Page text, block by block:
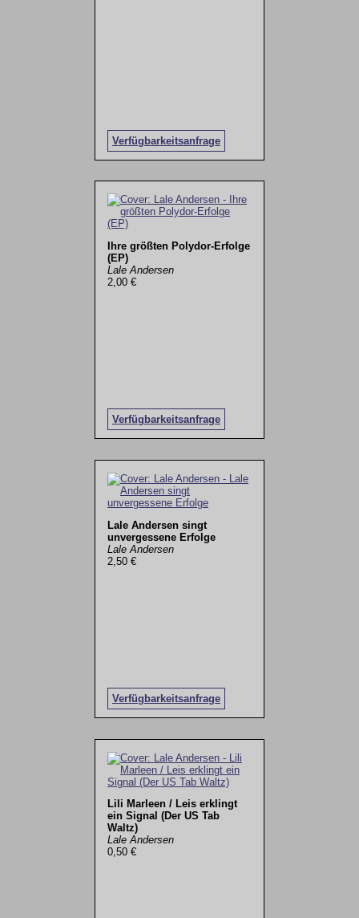
Verfügbarkeitsanfrage
Ihre größten Polydor-Erfolge
(EP)
Lale Andersen
2,00 €
Verfügbarkeitsanfrage
Lale Andersen singt
unvergessene Erfolge
Lale Andersen
2,50 €
Verfügbarkeitsanfrage
Lili Marleen / Leis erklingt
ein Signal (Der US Tab
Waltz)
Lale Andersen
0,50 €